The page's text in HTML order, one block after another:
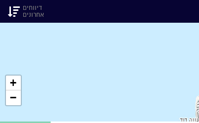
דיווחים
אחרונים
+
−